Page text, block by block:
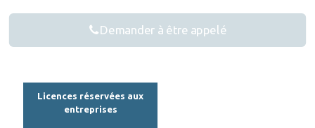
Demander à être appelé
Licences réservées aux
entreprises